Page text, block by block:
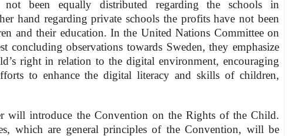
been equally distributed regarding the schools in
hand regarding private schools the profits have not been
and their education. In the United Nations Committee on
concluding observations towards Sweden, they emphasize
right in relation to the digital environment, encouraging
to enhance the digital literacy and skills of children,
will introduce the Convention on the Rights of the Child.
which are general principles of the Convention, will be